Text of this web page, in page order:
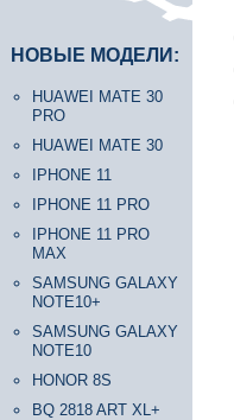
НОВЫЕ МОДЕЛИ:
HUAWEI MATE 30
PRO
HUAWEI MATE 30
IPHONE 11
IPHONE 11 PRO
IPHONE 11 PRO
MAX
SAMSUNG GALAXY
NOTE10+
SAMSUNG GALAXY
NOTE10
HONOR 8S
BQ 2818 ART XL+